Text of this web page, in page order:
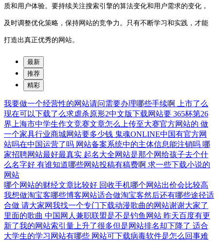
质和用户体验。要持续关注搜索引擎的算法变化和用户需求的变化，
及时调整优化策略，保持网站的竞争力。只有不断学习和实践，才能
打造出真正优秀的网站。
最新
推荐
精彩
我要做一个经营性的网站请问需要办理哪些手续啊
上市了么
现在可以下载了么求虐杀原形2中文版下载网站要 365杯第26
界上海市中学生作文竞赛文章怎么上传至大赛官方网站的 做
一个家具行业商城网站要多少钱 鬼魂ONLINE中国有官方网
站吗在中国运营了吗 网站备案系统中的主体信息能注销吗 哪
家招聘网站最好最真实 起名大全网站是那个网给孩子去个什
么名字好 有谁知道哪些网站投稿有稿费啊 求一些下载小说的
网站
哪个网站的财经文章比较好 回收手机哪个网站出价会比较高
我想做淘宝客哪些博客网站适合做淘宝客然后还有哪些途径适
合做 请大家网我找一个专门下载动漫歌曲的网站谢谢大家了
里面的歌曲 中国网人兼职联盟是不是钓鱼网站 昨天百度有更
新了我的网站索引量上升了很多但是网站排名却下降了 适合
大学生的学习网站有哪些 网站可下载病毒软件是怎么回事难